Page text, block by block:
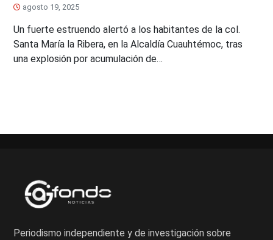
agosto 19, 2025
Un fuerte estruendo alertó a los habitantes de la col.
Santa María la Ribera, en la Alcaldía Cuauhtémoc, tras
una explosión por acumulación de…
Periodismo independiente y de investigación sobre